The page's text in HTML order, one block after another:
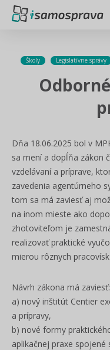
Školy Legislatívne správy
Dňa 18.06.2025 bol v
sa mení a dopĺňa zákon
vzdelávaní a príprave,
zavedenia agentúrneho
tom sa má zaviesť aj
na inom mieste ako
zhotoviteľom je
realizovať praktické
mierou rôznych pracovísk.
Návrh zákona má zaviesť:
a) nový inštitút Centier
a prípravy,
b) nové formy
aplikačnej praxe